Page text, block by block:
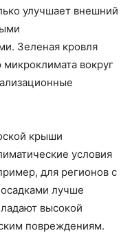
улучшает внешний
Зеленая кровля
вокруг
крыши
условия
для регионов с
лучше
высокой
повреждениям.